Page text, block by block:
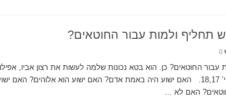
תחליף ולמות עבור החוטאים?
0
החוטאים? כן. הוא בטא נכונות שלמה לעשות את רצון אביו,
פירושו היה מוות. תהילים מ’ 9-8; יוחנן י’ 18,17. האם ישוע היה באמת אדם? האם ישוע הוא אלוהים? האם
האם לא …